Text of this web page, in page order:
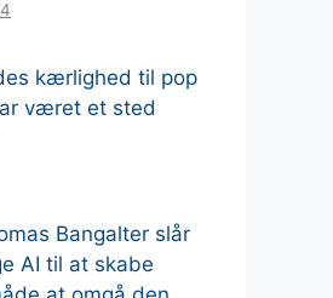
kærlighed til pop
været et sted
Bangalter slår
AI til at skabe